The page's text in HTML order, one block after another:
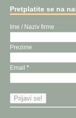
Pretplatite se na
Ime / Naziv firme
Prezime
Email*